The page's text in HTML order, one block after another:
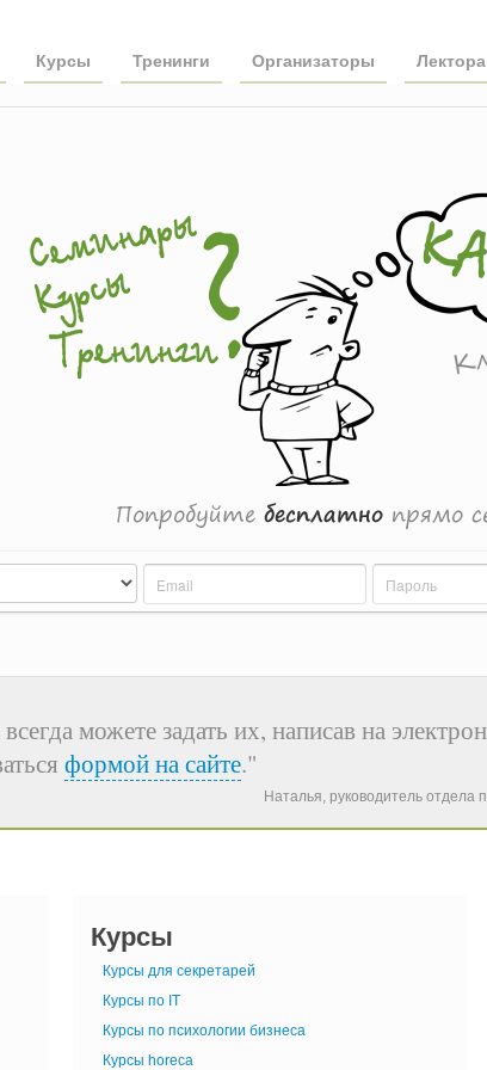
Курсы Тренинги Организаторы Лектора
можете задать их, написав на
формой на сайте."
Наталья, руководитель отдела
Курсы
Курсы для секретарей
Курсы по IT
Курсы по психологии бизнеса
Курсы horeca